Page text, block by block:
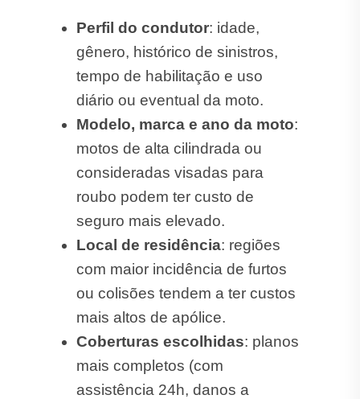
Perfil do condutor: idade,
gênero, histórico de sinistros,
tempo de habilitação e uso
diário ou eventual da moto.
Modelo, marca e ano da moto:
motos de alta cilindrada ou
consideradas visadas para
roubo podem ter custo de
seguro mais elevado.
Local de residência: regiões
com maior incidência de furtos
ou colisões tendem a ter custos
mais altos de apólice.
Coberturas escolhidas: planos
mais completos (com
assistência 24h, danos a